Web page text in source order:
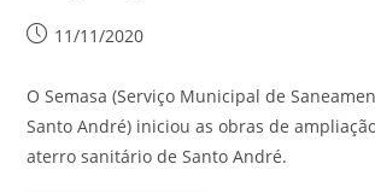
11/11/2020
O Semasa (Serviço Municipal de
Santo André) iniciou as obras de
aterro sanitário de Santo André.